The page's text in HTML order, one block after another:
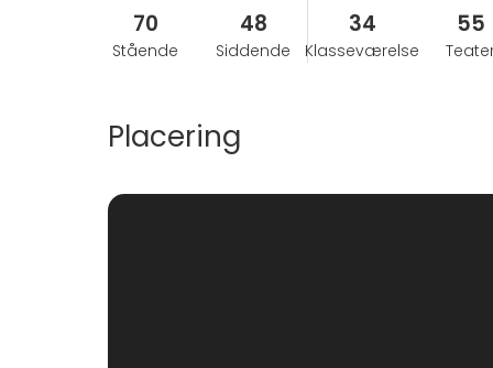
70
Stående
48
Siddende
34
Klasseværelse
55
Placering